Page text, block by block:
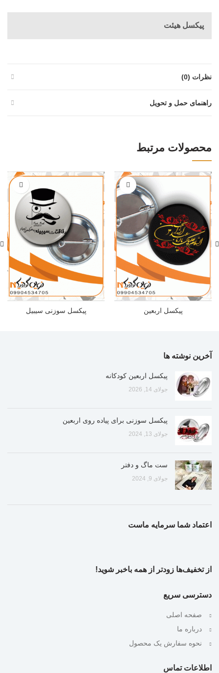
پیکسل هیئت
نظرات (0)
راهنمای حمل و تحویل
محصولات مرتبط
پیکسل اربعین پیکسل سوزنی سیبیل
آخرین نوشته ها
پیکسل اربعین کودکانه
جولای 14, 2026
پیکسل سوزنی برای پیاده روی اربعین
جولای 13, 2024
ست ماگ و دفتر
جولای 9, 2024
اعتماد شما سرمایه ماست
از تخفیف‌ها زودتر از همه باخبر شوید!
دسترسی سریع
صفحه اصلی
درباره ما
نحوه سفارش یک محصول
اطلاعات تماس